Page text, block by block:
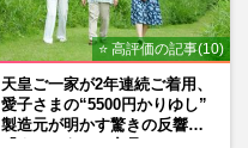
⭐ 高評価の記事(10)
天皇ご一家が2年連続ご着用、
愛子さまの“5500円かりゆし”
製造元が明かす驚きの反響